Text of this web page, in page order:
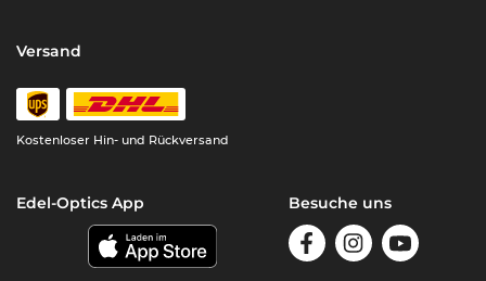
Versand
Kostenloser Hin- und Rückversand
Edel-Optics App Besuche uns